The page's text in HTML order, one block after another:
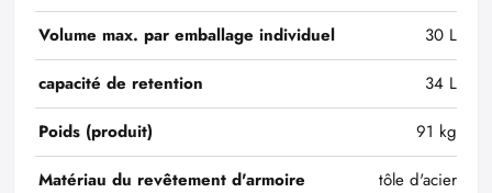
Volume max. par emballage individuel
30 L
capacité de retention
34 L
Poids (produit)
91 kg
Matériau du revêtement d'armoire
tôle d'acier